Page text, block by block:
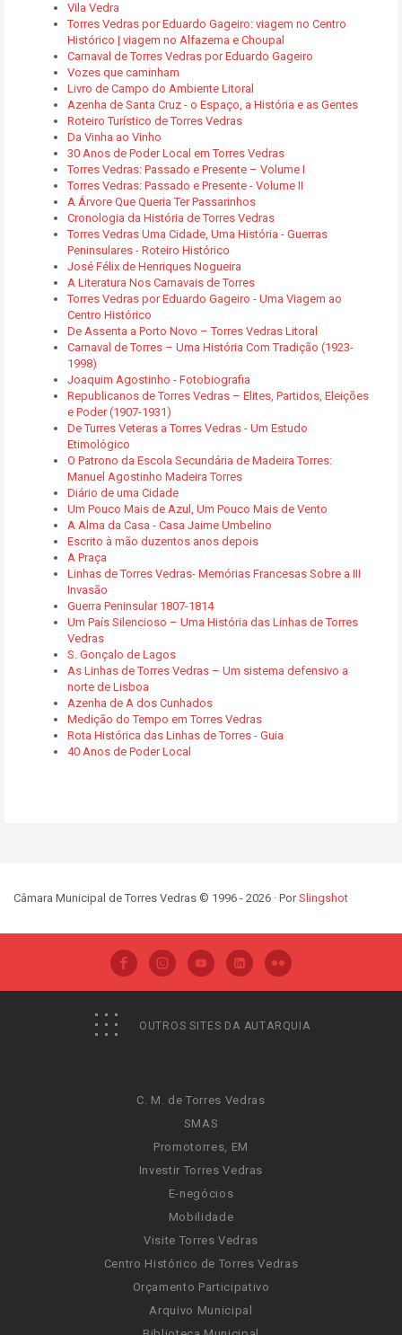
Vila Vedra
Torres Vedras por Eduardo Gageiro: viagem no Centro
Histórico | viagem no Alfazema e Choupal
Carnaval de Torres Vedras por Eduardo Gageiro
Vozes que caminham
Livro de Campo do Ambiente Litoral
Azenha de Santa Cruz - o Espaço, a História e as Gentes
Roteiro Turístico de Torres Vedras
Da Vinha ao Vinho
30 Anos de Poder Local em Torres Vedras
Torres Vedras: Passado e Presente – Volume I
Torres Vedras: Passado e Presente - Volume II
A Árvore Que Queria Ter Passarinhos
Cronologia da História de Torres Vedras
Torres Vedras Uma Cidade, Uma História - Guerras
Peninsulares - Roteiro Histórico
José Félix de Henriques Nogueira
A Literatura Nos Carnavais de Torres
Torres Vedras por Eduardo Gageiro - Uma Viagem ao
Centro Histórico
De Assenta a Porto Novo – Torres Vedras Litoral
Carnaval de Torres – Uma História Com Tradição (1923-
1998)
Joaquim Agostinho - Fotobiografia
Republicanos de Torres Vedras – Elites, Partidos, Eleições
e Poder (1907-1931)
De Turres Veteras a Torres Vedras - Um Estudo
Etimológico
O Patrono da Escola Secundária de Madeira Torres:
Manuel Agostinho Madeira Torres
Diário de uma Cidade
Um Pouco Mais de Azul, Um Pouco Mais de Vento
A Alma da Casa - Casa Jaime Umbelino
Escrito à mão duzentos anos depois
A Praça
Linhas de Torres Vedras- Memórias Francesas Sobre a III
Invasão
Guerra Peninsular 1807-1814
Um País Silencioso – Uma História das Linhas de Torres
Vedras
S. Gonçalo de Lagos
As Linhas de Torres Vedras – Um sistema defensivo a
norte de Lisboa
Azenha de A dos Cunhados
Medição do Tempo em Torres Vedras
Rota Histórica das Linhas de Torres - Guia
40 Anos de Poder Local
Câmara Municipal de Torres Vedras © 1996 - 2026 · PorSlingshot
OUTROS SITES DA AUTARQUIA
C. M. de Torres Vedras
SMAS
Promotorres, EM
Investir Torres Vedras
E-negócios
Mobilidade
Visite Torres Vedras
Centro Histórico de Torres Vedras
Orçamento Participativo
Arquivo Municipal